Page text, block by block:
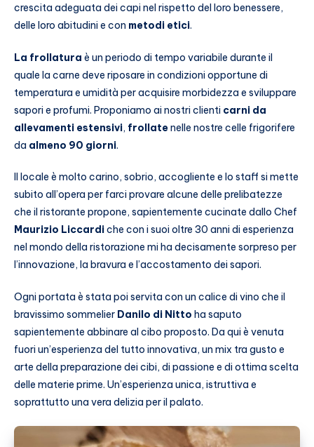
crescita adeguata dei capi nel rispetto del loro benessere,
delle loro abitudini e con metodi etici.
La frollatura è un periodo di tempo variabile durante il
quale la carne deve riposare in condizioni opportune di
temperatura e umidità per acquisire morbidezza e sviluppare
sapori e profumi. Proponiamo ai nostri clienti carni da
allevamenti estensivi, frollatenelle nostre celle frigorifere
da almeno 90 giorni.
Il locale è molto carino, sobrio, accogliente e lo staff si mette
subito all’opera per farci provare alcune delle prelibatezze
che il ristorante propone, sapientemente cucinate dallo Chef
Maurizio Liccardiche con i suoi oltre 30 anni di esperienza
nel mondo della ristorazione mi ha decisamente sorpreso per
l’innovazione, la bravura e l’accostamento dei sapori.
Ogni portata è stata poi servita con un calice di vino che il
bravissimo sommelier Danilo di Nitto ha saputo
sapientemente abbinare al cibo proposto. Da qui è venuta
fuori un’esperienza del tutto innovativa, un mix tra gusto e
arte della preparazione dei cibi, di passione e di ottima scelta
delle materie prime. Un’esperienza unica, istruttiva e
soprattutto una vera delizia per il palato.